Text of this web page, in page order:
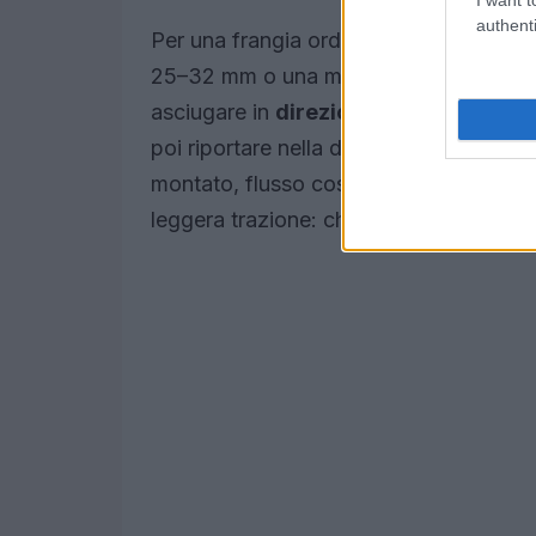
Per una frangia ordinata servono
25–32 mm o una mini spazzola
asciugare in direzione opposta
alla
poi riportare nella direzione finale.
montato, flusso costante. Il passaggio
leggera trazione: chiude le cuticole e